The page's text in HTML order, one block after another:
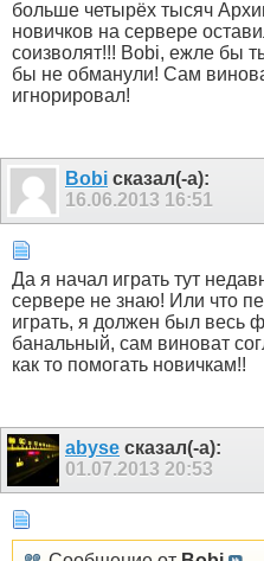
больше четырёх тысяч
новичков на сервере
соизволят!!! Bobi, ежле бы
бы не обманули! Сам
игнорировал!
Bobi сказал(-а):
16.06.2013 16:51
Да я начал играть тут
сервере не знаю! Или что
играть, я должен был весь
банальный, сам виноват
как то помогать новичкам!!
abyse сказал(-а):
01.07.2013 20:53